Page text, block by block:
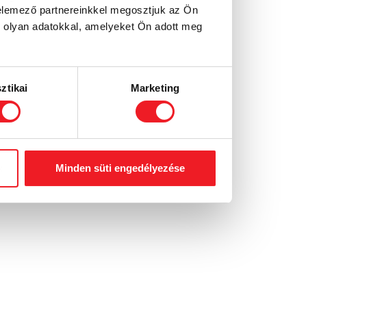
partnereinkkel megosztjuk az Ön
adatokkal, amelyeket Ön adott meg
Marketing
Minden süti engedélyezése